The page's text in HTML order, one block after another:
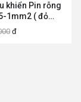
khiển Pin rỗng
1mm2 ( đỏ
1008 CHINA
đ